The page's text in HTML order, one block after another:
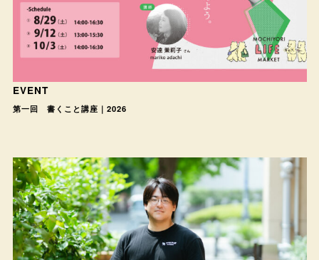
EVENT
第一回 書くこと講座｜2026